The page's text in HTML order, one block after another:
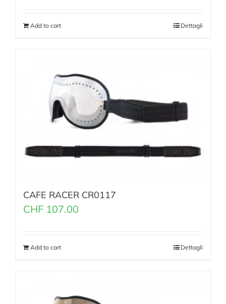
Add to cart Dettagli
CAFE RACER CR0117
CHF 107.00
Add to cart Dettagli